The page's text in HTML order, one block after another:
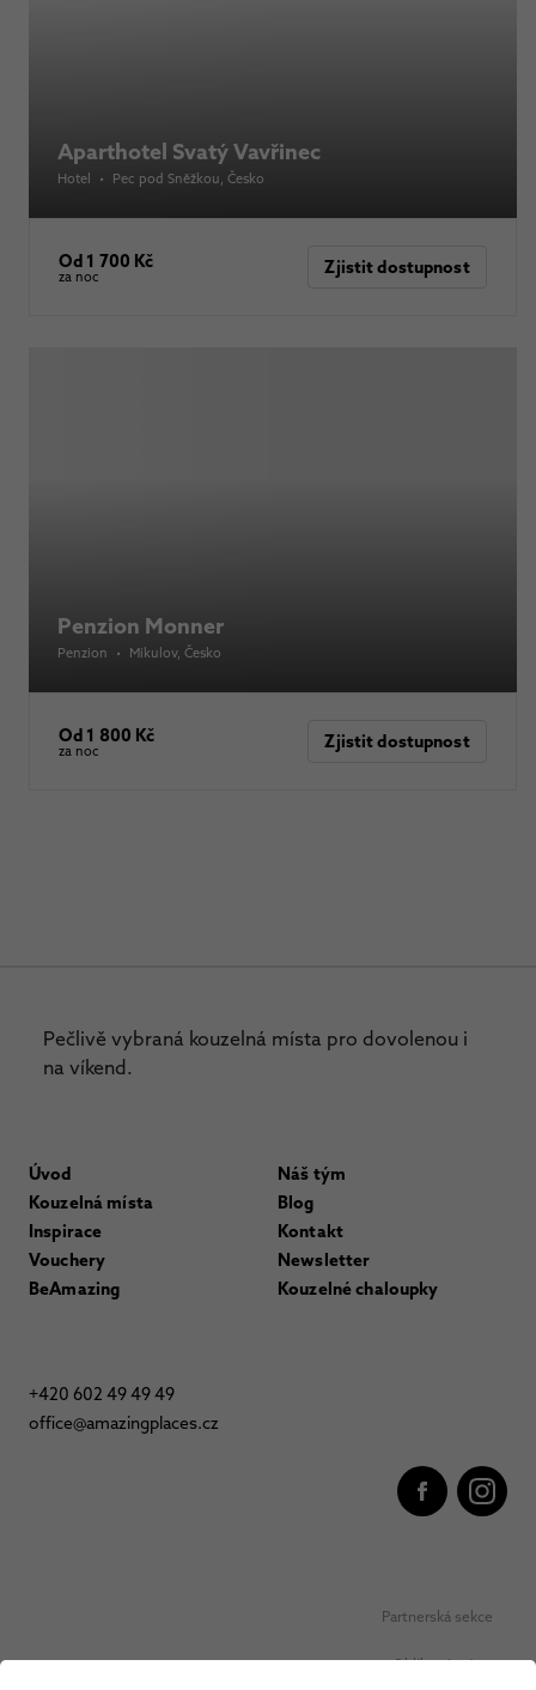
Aparthotel Svatý Vavřinec
Hotel • Pec pod Sněžkou , Česko
Od 1 700 Kč
za noc Zjistit dostupnost
Penzion Monner
Penzion • Mikulov, Česko
Od 1 800 Kč
za noc Zjistit dostupnost
Pečlivě vybraná kouzelná místa pro dovolenou i
na víkend.
Úvod
Kouzelná místa
Inspirace
Vouchery
BeAmazing
Náš tým
Blog
Kontakt
Newsletter
Kouzelné chaloupky
+420 602 49 49 49
office@amazingplaces.cz
Partnerská sekce
Oblíbená místa